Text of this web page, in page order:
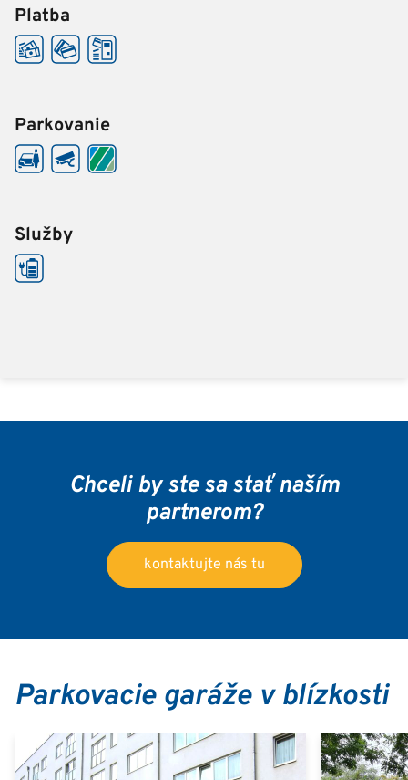
Platba
Parkovanie
Služby
Chceli by ste sa stať naším
partnerom?
kontaktujte nás tu
Parkovacie garáže v blízkosti